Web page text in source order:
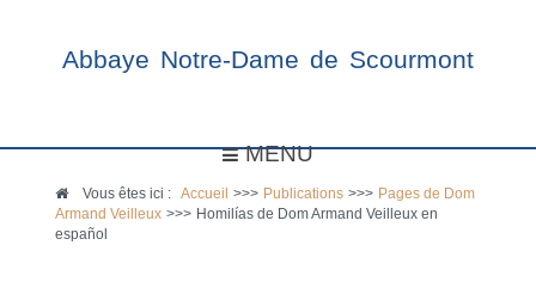
Abbaye Notre-Dame de Scourmont
MENU
Vous êtes ici :Accueil >>> Publications >>> Pages de Dom
Armand Veilleux >>> Homilías de Dom Armand Veilleux en
español